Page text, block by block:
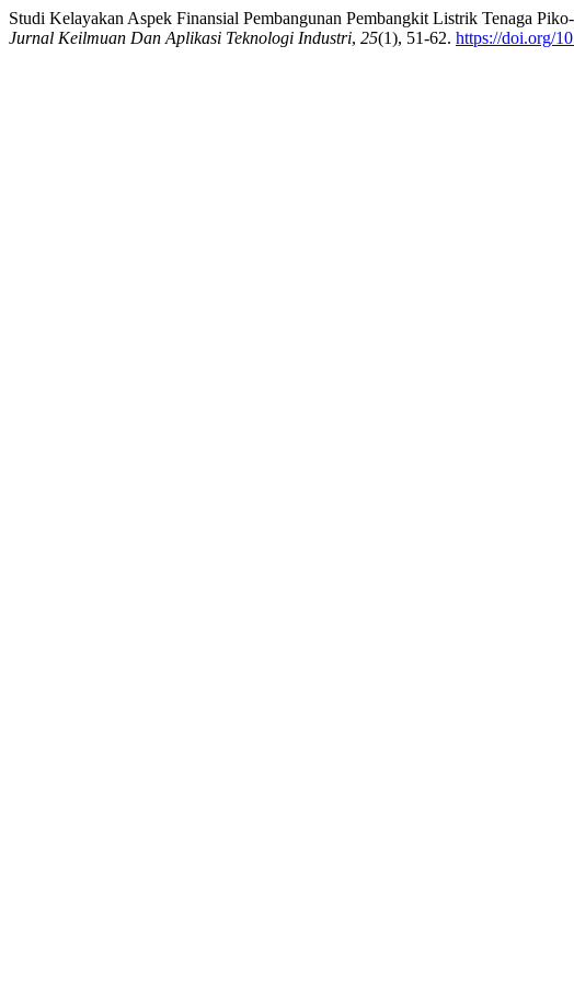
Studi Kelayakan Aspek Finansial Pembangunan Pembangkit Listrik Tenaga
Jurnal Keilmuan Dan Aplikasi Teknologi Industri, 25(1), 51-62. https://doi.org/